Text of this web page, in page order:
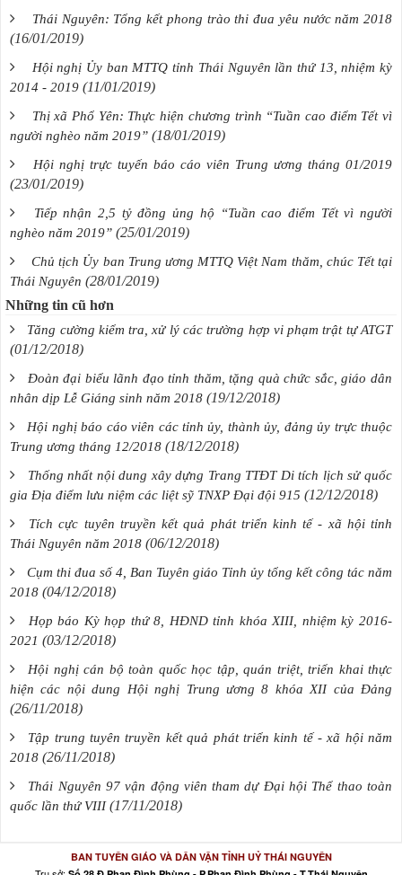
Thái Nguyên: Tổng kết phong trào thi đua yêu nước năm 2018
(16/01/2019)
Hội nghị Ủy ban MTTQ tỉnh Thái Nguyên lần thứ 13, nhiệm kỳ
2014 - 2019 (11/01/2019)
Thị xã Phổ Yên: Thực hiện chương trình “Tuần cao điểm Tết vì
người nghèo năm 2019” (18/01/2019)
Hội nghị trực tuyến báo cáo viên Trung ương tháng 01/2019
(23/01/2019)
Tiếp nhận 2,5 tỷ đồng ủng hộ “Tuần cao điểm Tết vì người
nghèo năm 2019” (25/01/2019)
Chủ tịch Ủy ban Trung ương MTTQ Việt Nam thăm, chúc Tết tại
Thái Nguyên (28/01/2019)
Những tin cũ hơn
Tăng cường kiểm tra, xử lý các trường hợp vi phạm trật tự ATGT
(01/12/2018)
Đoàn đại biểu lãnh đạo tỉnh thăm, tặng quà chức sắc, giáo dân
nhân dịp Lễ Giáng sinh năm 2018 (19/12/2018)
Hội nghị báo cáo viên các tỉnh ủy, thành ủy, đảng ủy trực thuộc
Trung ương tháng 12/2018 (18/12/2018)
Thống nhất nội dung xây dựng Trang TTĐT Di tích lịch sử quốc
gia Địa điểm lưu niệm các liệt sỹ TNXP Đại đội 915 (12/12/2018)
Tích cực tuyên truyền kết quả phát triển kinh tế - xã hội tỉnh
Thái Nguyên năm 2018 (06/12/2018)
Cụm thi đua số 4, Ban Tuyên giáo Tỉnh ủy tổng kết công tác năm
2018 (04/12/2018)
Họp báo Kỳ họp thứ 8, HĐND tỉnh khóa XIII, nhiệm kỳ 2016-
2021 (03/12/2018)
Hội nghị cán bộ toàn quốc học tập, quán triệt, triển khai thực
hiện các nội dung Hội nghị Trung ương 8 khóa XII của Đảng
(26/11/2018)
Tập trung tuyên truyền kết quả phát triển kinh tế - xã hội năm
2018 (26/11/2018)
Thái Nguyên 97 vận động viên tham dự Đại hội Thể thao toàn
quốc lần thứ VIII (17/11/2018)
BAN TUYÊN GIÁO VÀ DÂN VẬN TỈNH UỶ THÁI NGUYÊN